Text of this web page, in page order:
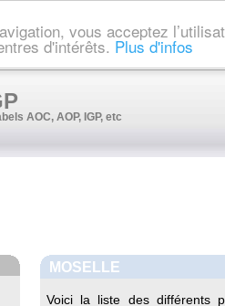
vous acceptez
d'intérêts. Plus d'infos
AOC, AOP, IGP, etc
MOSELLE
Voici la liste des différents